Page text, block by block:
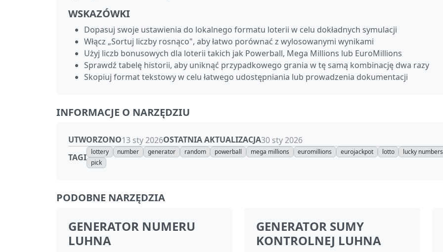
WSKAZÓWKI
Dopasuj swoje ustawienia do lokalnego formatu loterii w celu dokładnych symulacji
Włącz „Sortuj liczby rosnąco", aby łatwo porównać z wylosowanymi wynikami
Użyj liczb bonusowych dla loterii takich jak Powerball, Mega Millions lub EuroMillions
Sprawdź tabelę historii, aby uniknąć przypadkowego grania w tę samą kombinację dwa razy
Skopiuj format tekstowy w celu łatwego udostępniania lub prowadzenia dokumentacji
INFORMACJE O NARZĘDZIU
UTWORZONO13 sty 2026OSTATNIA AKTUALIZACJA30 sty 2026
TAGI
lottery number generator random powerball mega millions euromillions eurojackpot lotto
lucky numbers
pick
PODOBNE NARZĘDZIA
GENERATOR NUMERU
LUHNA
GENERATOR SUMY
KONTROLNEJ LUHNA